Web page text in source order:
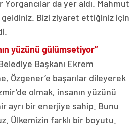
Yorgancılar da yer aldı. Mahmut
geldiniz. Bizi ziyaret ettiğiniz için
yüzünü gülümsetiyor”
Başkanı Ekrem
Özgener’e başarılar dileyerek
olmak, insanın yüzünü
ayrı bir enerjiye sahip. Bunu
Ülkemizin farklı bir boyutu.